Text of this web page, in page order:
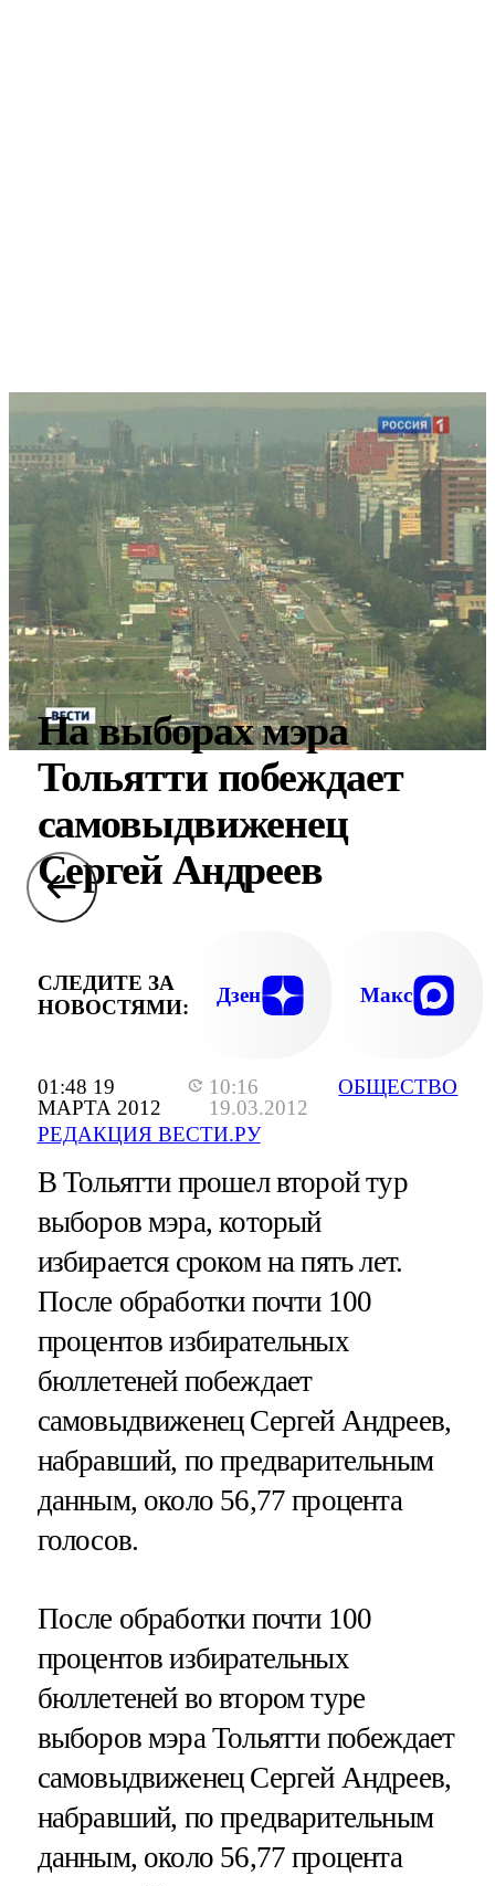
01:48 19
МАРТА 2012
10:16
19.03.2012
РЕДАКЦИЯ ВЕСТИ.РУ
ОБЩЕСТВО
На выборах мэра
Тольятти побеждает
самовыдвиженец
Сергей Андреев
СЛЕДИТЕ ЗА
НОВОСТЯМИ:
Дзен Макс
В Тольятти прошел второй тур
выборов мэра, который
избирается сроком на пять лет.
После обработки почти 100
процентов избирательных
бюллетеней побеждает
самовыдвиженец Сергей Андреев,
набравший, по предварительным
данным, около 56,77 процента
голосов.
После обработки почти 100
процентов избирательных
бюллетеней во втором туре
выборов мэра Тольятти побеждает
самовыдвиженец Сергей Андреев,
набравший, по предварительным
данным, около 56,77 процента